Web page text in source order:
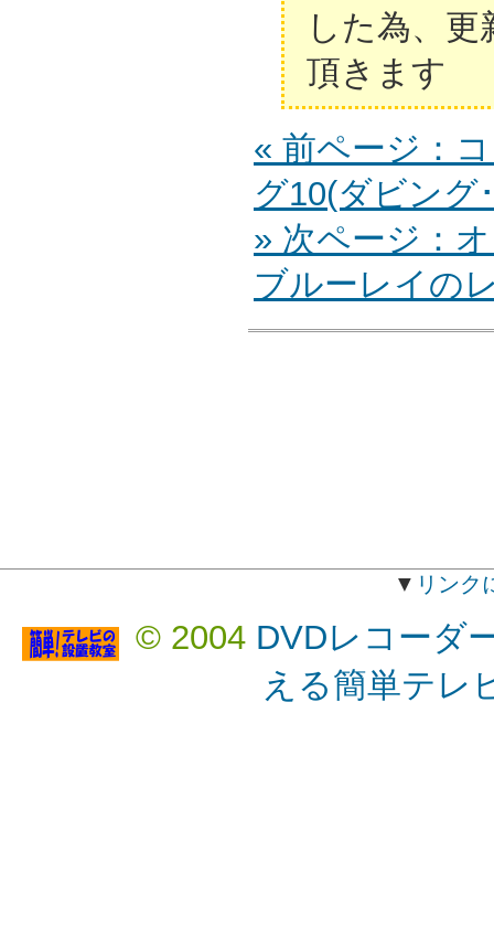
した為、
頂きます
« 前ページ：
グ10(ダビング
» 次ページ：
ブルーレイの
▼ リンク
© 2004 DVDレコーダ
える簡単テレ